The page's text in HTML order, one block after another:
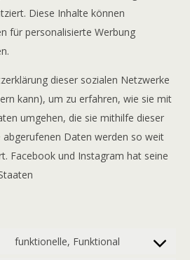
Diese Inhalte können
für personalisierte Werbung
dieser sozialen Netzwerke
kann), um zu erfahren, wie sie mit
umgehen, die sie mithilfe dieser
abgerufenen Daten werden so weit
Facebook und Instagram hat seine
funktionelle, Funktional